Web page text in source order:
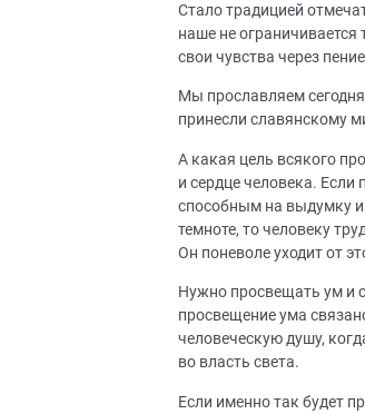
Стало традицией
наше не
свои чувства через
Мы прославляем
принесли славянскому
А какая цель всякого
и сердце человека. Если
способным на выдумку и
темноте, то человеку
Он поневоле уходит от
Нужно просвещать ум и
просвещение ума
человеческую душу,
во власть света.
Если именно так будет